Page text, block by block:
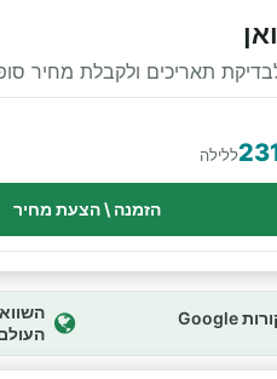
תאריכים ולקבלת מחיר
ללילה
הזמנה \ הצעת מחיר